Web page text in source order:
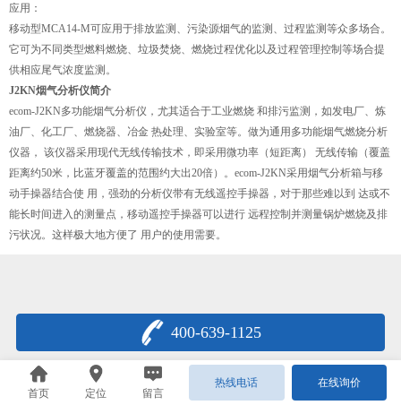
应用：
移动型MCA14-M可应用于排放监测、污染源烟气的监测、过程监测等众多场合。
它可为不同类型燃料燃烧、垃圾焚烧、燃烧过程优化以及过程管理控制等场合提
供相应尾气浓度监测。
J2KN烟气分析仪简介
ecom-J2KN多功能烟气分析仪，尤其适合于工业燃烧 和排污监测，如发电厂、炼
油厂、化工厂、燃烧器、冶金 热处理、实验室等。做为通用多功能烟气燃烧分析
仪器， 该仪器采用现代无线传输技术，即采用微功率（短距离） 无线传输（覆盖
距离约50米，比蓝牙覆盖的范围约大出20倍）。ecom-J2KN采用烟气分析箱与移
动手操器结合使 用，强劲的分析仪带有无线遥控手操器，对于那些难以到 达或不
能长时间进入的测量点，移动遥控手操器可以进行 远程控制并测量锅炉燃烧及排
污状况。这样极大地方便了 用户的使用需要。
400-639-1125
首页 定位 留言
热线电话 在线询价